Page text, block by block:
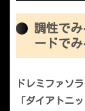
調性で
ードでみ
ドレミファソ
「ダイアトニ